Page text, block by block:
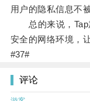
用户的隐私信息不
总的来说，Tap
安全的网络环境，
#37#
评论